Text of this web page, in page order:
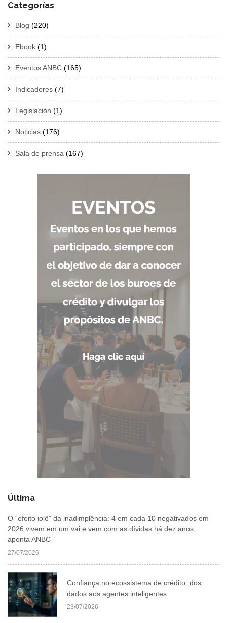
Categorías
Blog (220)
Ebook (1)
Eventos ANBC (165)
Indicadores (7)
Legislación (1)
Noticias (176)
Sala de prensa (167)
Última
O “efeito ioiô” da inadimplência: 4 em cada 10 negativados em
2026 vivem em um vai e vem com as dívidas há dez anos,
aponta ANBC
27/07/2026
Confiança no ecossistema de crédito: dos
dados aos agentes inteligentes
23/07/2026